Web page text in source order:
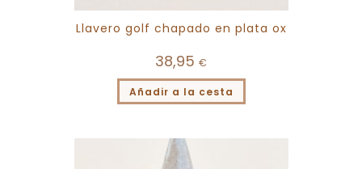
Llavero golf chapado en plata ox
38,95 €
Añadir a la cesta